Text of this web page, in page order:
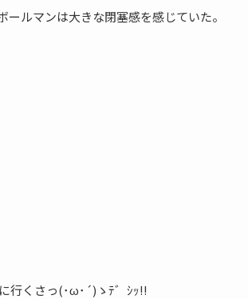
ルマンは大きな閉塞感を感じていた。
行くさっ(･ω･´)ゝﾃ゛ｼｯ!!